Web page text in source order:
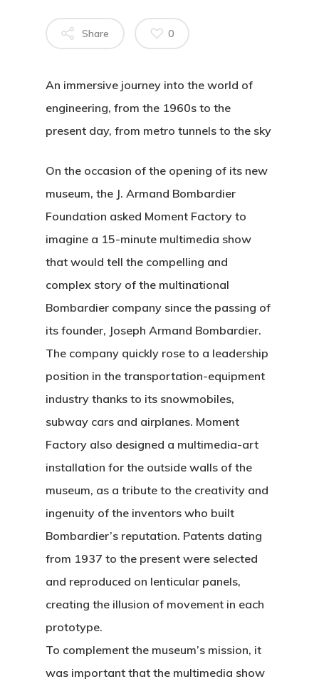
Share 0
An immersive journey into the world of
engineering, from the 1960s to the
present day, from metro tunnels to the sky
On the occasion of the opening of its new
museum, the J. Armand Bombardier
Foundation asked Moment Factory to
imagine a 15-minute multimedia show
that would tell the compelling and
complex story of the multinational
Bombardier company since the passing of
its founder, Joseph Armand Bombardier.
The company quickly rose to a leadership
position in the transportation-equipment
industry thanks to its snowmobiles,
subway cars and airplanes. Moment
Factory also designed a multimedia-art
installation for the outside walls of the
museum, as a tribute to the creativity and
ingenuity of the inventors who built
Bombardier’s reputation. Patents dating
from 1937 to the present were selected
and reproduced on lenticular panels,
creating the illusion of movement in each
prototype.
To complement the museum’s mission, it
was important that the multimedia show